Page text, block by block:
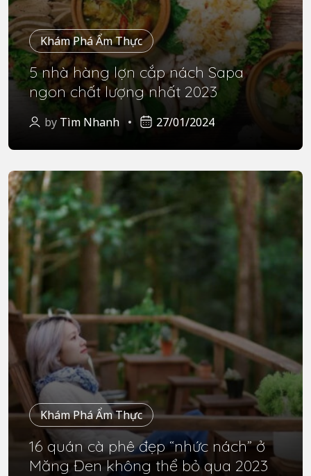
Khám Phá Ẩm Thực
5 nhà hàng lợn cắp nách Sapa
ngon chất lượng nhất 2023
by Tìm Nhanh 27/01/2024
Khám Phá Ẩm Thực
16 quán cà phê đẹp “nhức nách” ở
Măng Đen không thể bỏ qua 2023